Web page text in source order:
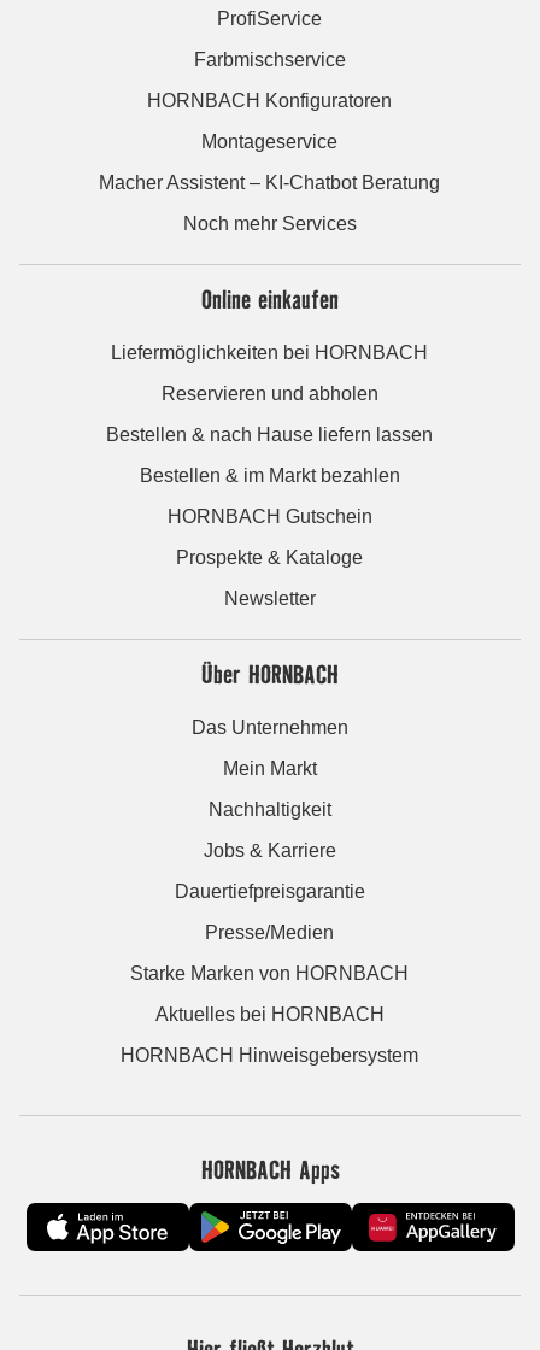
ProfiService
Farbmischservice
HORNBACH Konfiguratoren
Montageservice
Macher Assistent – KI-Chatbot Beratung
Noch mehr Services
Online einkaufen
Liefermöglichkeiten bei HORNBACH
Reservieren und abholen
Bestellen & nach Hause liefern lassen
Bestellen & im Markt bezahlen
HORNBACH Gutschein
Prospekte & Kataloge
Newsletter
Über HORNBACH
Das Unternehmen
Mein Markt
Nachhaltigkeit
Jobs & Karriere
Dauertiefpreisgarantie
Presse/Medien
Starke Marken von HORNBACH
Aktuelles bei HORNBACH
HORNBACH Hinweisgebersystem
HORNBACH Apps